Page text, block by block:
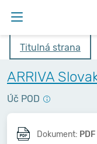
Titulná strana
ARRIVA
Úč POD
Dokument: